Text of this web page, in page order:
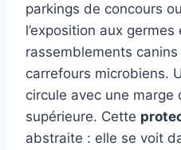
parkings de concours
l’exposition aux
rassemblements
carrefours microbiens.
circule avec une
supérieure. Cette
abstraite : elle se voit